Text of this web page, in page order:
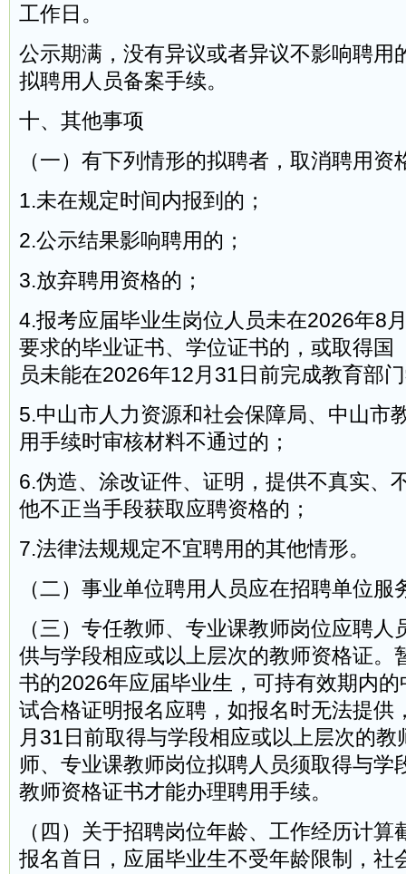
工作日。
公示期满，没有异议或者异议不影响聘用
拟聘用人员备案手续。
十、其他事项
（一）有下列情形的拟聘者，取消聘用资
1.未在规定时间内报到的；
2.公示结果影响聘用的；
3.放弃聘用资格的；
4.报考应届毕业生岗位人员未在2026年8
要求的毕业证书、学位证书的，或取得国
员未能在2026年12月31日前完成教育部
5.中山市人力资源和社会保障局、中山市
用手续时审核材料不通过的；
6.伪造、涂改证件、证明，提供不真实、
他不正当手段获取应聘资格的；
7.法律法规规定不宜聘用的其他情形。
（二）事业单位聘用人员应在招聘单位服
（三）专任教师、专业课教师岗位应聘
供与学段相应或以上层次的教师资格证。
书的2026年应届毕业生，可持有效期内
试合格证明报名应聘，如报名时无法提供
月31日前取得与学段相应或以上层次的教
师、专业课教师岗位拟聘人员须取得与学
教师资格证书才能办理聘用手续。
（四）关于招聘岗位年龄、工作经历计
报名首日，应届毕业生不受年龄限制，社